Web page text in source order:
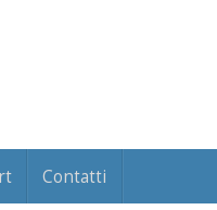
Contatti